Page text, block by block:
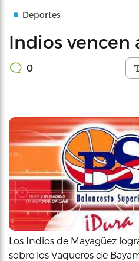
Deportes
Indios vencen
0
Los Indios de Mayagüez
sobre los Vaqueros de